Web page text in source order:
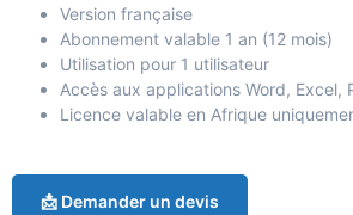
Version française
Abonnement valable 1 an (12 mois)
Utilisation pour 1 utilisateur
Accès aux applications Word, Excel,
Licence valable en Afrique
📩 Demander un devis